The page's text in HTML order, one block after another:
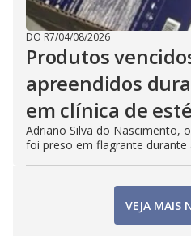
DO R7/04/08/2026
Produtos
apreendidos
em clínica de
Adriano Silva do Nascimento,
foi preso em flagrante durante
VEJA MAIS